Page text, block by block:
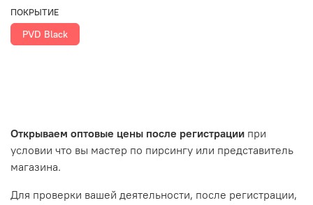
ПОКРЫТИЕ
PVD Black
Открываем оптовые цены после регистрации при
условии что вы мастер по пирсингу или представитель
магазина.
Для проверки вашей деятельности, после регистрации,